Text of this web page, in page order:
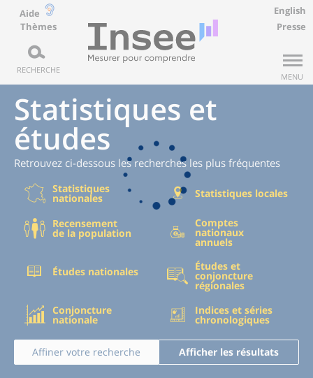
Aide
Thèmes
RECHERCHE
English
Presse
MENU
Statistiques et
études
Retrouvez ci-dessous les recherches les plus fréquentes
Statistiques
nationales Statistiques locales
Recensement
de la population
Comptes
nationaux
annuels
Études nationales Études et
conjoncture
régionales
Conjoncture
nationale
Indices et séries
chronologiques
Affiner votre recherche Afficher les résultats